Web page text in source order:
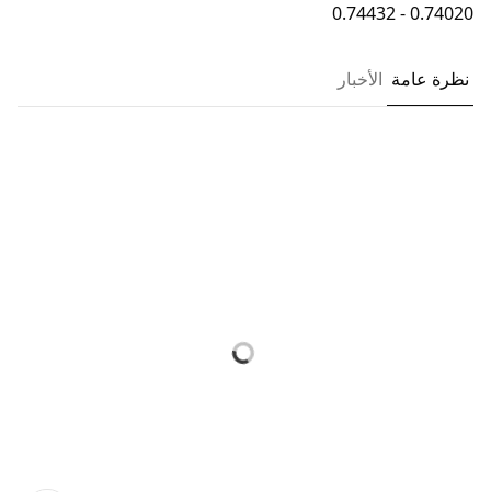
0.74020 - 0.74432
نظرة عامة الأخبار